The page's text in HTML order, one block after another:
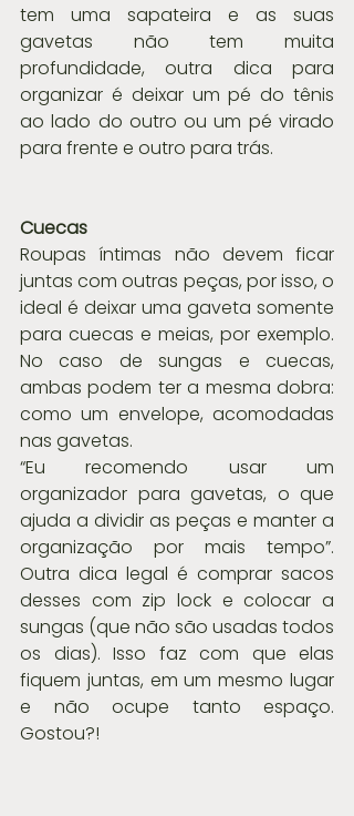
tem uma sapateira e as suas
gavetas não tem muita
profundidade, outra dica para
organizar é deixar um pé do tênis
ao lado do outro ou um pé virado
para frente e outro para trás.
Cuecas
Roupas íntimas não devem ficar
juntas com outras peças, por isso, o
ideal é deixar uma gaveta somente
para cuecas e meias, por exemplo.
No caso de sungas e cuecas,
ambas podem ter a mesma dobra:
como um envelope, acomodadas
nas gavetas.
“Eu recomendo usar um
organizador para gavetas, o que
ajuda a dividir as peças e manter a
organização por mais tempo”.
Outra dica legal é comprar sacos
desses com zip lock e colocar a
sungas (que não são usadas todos
os dias). Isso faz com que elas
fiquem juntas, em um mesmo lugar
e não ocupe tanto espaço.
Gostou?!